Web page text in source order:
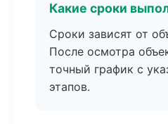
Какие сроки
Сроки зависят от
После осмотра
точный график с
этапов.